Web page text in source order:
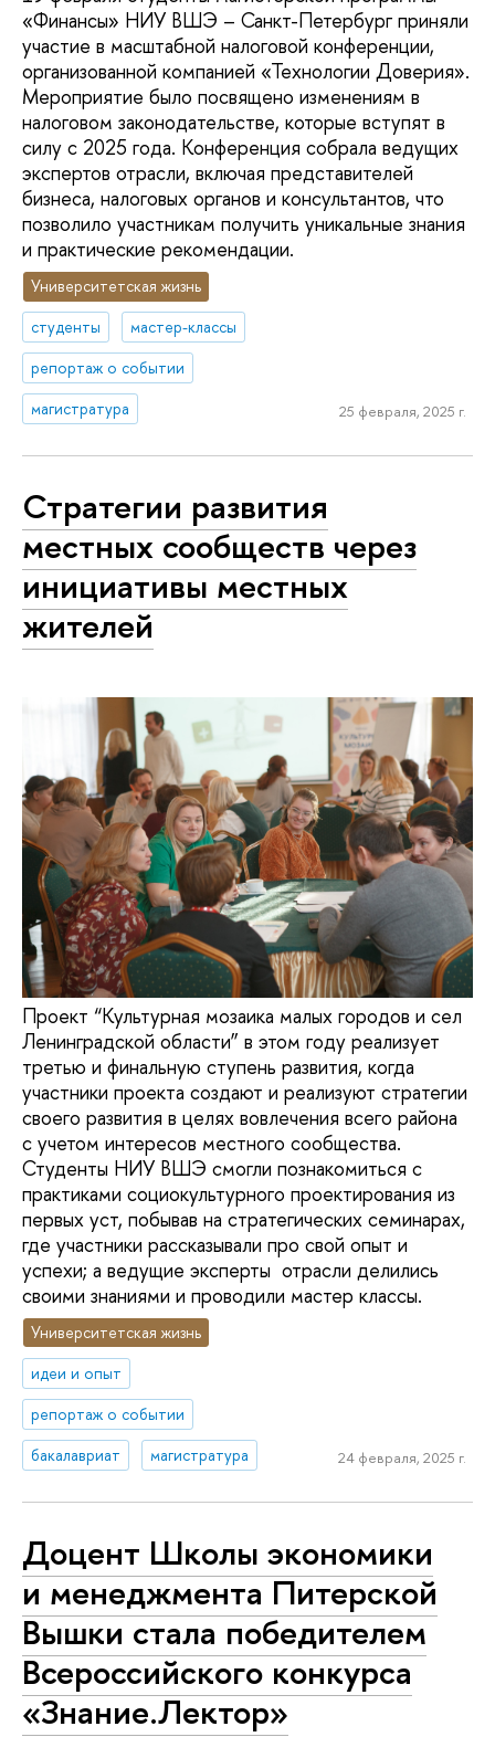
«Финансы» НИУ ВШЭ – Санкт-Петербург приняли
участие в масштабной налоговой конференции,
организованной компанией «Технологии Доверия».
Мероприятие было посвящено изменениям в
налоговом законодательстве, которые вступят в
силу с 2025 года. Конференция собрала ведущих
экспертов отрасли, включая представителей
бизнеса, налоговых органов и консультантов, что
позволило участникам получить уникальные знания
и практические рекомендации.
Университетская жизнь
студенты
мастер-классы
репортаж о событии
магистратура
25 февраля, 2025 г.
Стратегии развития
местных сообществ через
инициативы местных
жителей
Проект “Культурная мозаика малых городов и сел
Ленинградской области” в этом году реализует
третью и финальную ступень развития, когда
участники проекта создают и реализуют стратегии
своего развития в целях вовлечения всего района
с учетом интересов местного сообщества.
Студенты НИУ ВШЭ смогли познакомиться с
практиками социокультурного проектирования из
первых уст, побывав на стратегических семинарах,
где участники рассказывали про свой опыт и
успехи; а ведущие эксперты отрасли делились
своими знаниями и проводили мастер классы.
Университетская жизнь
идеи и опыт
репортаж о событии
бакалавриат
магистратура 24 февраля, 2025 г.
Доцент Школы экономики
и менеджмента Питерской
Вышки стала победителем
Всероссийского конкурса
«Знание.Лектор»